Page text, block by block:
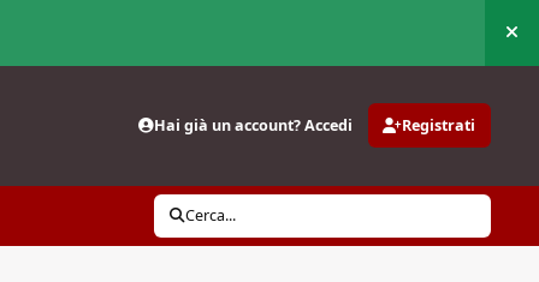
Hai già un account? Accedi Registrati
Cerca...